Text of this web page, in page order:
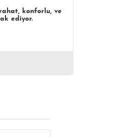
konforlu, ve
ediyor.